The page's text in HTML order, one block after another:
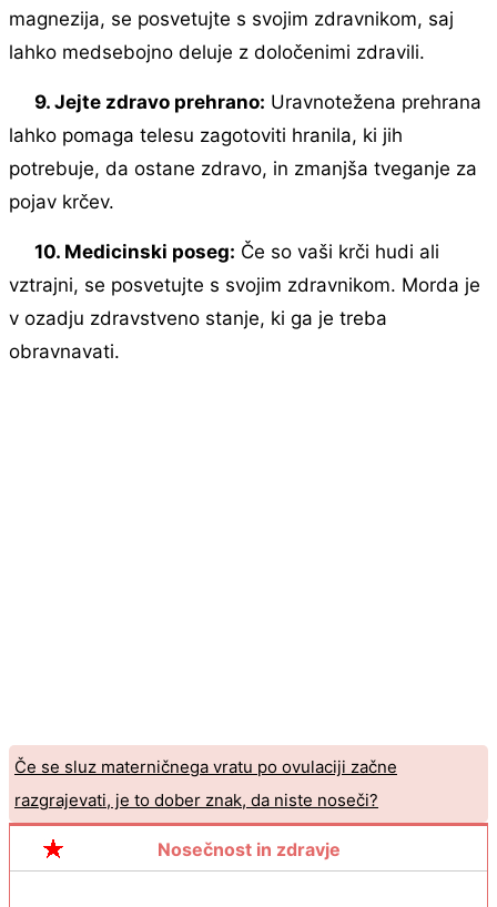
magnezija, se posvetujte s svojim zdravnikom, saj
lahko medsebojno deluje z določenimi zdravili.
9. Jejte zdravo prehrano: Uravnotežena prehrana
lahko pomaga telesu zagotoviti hranila, ki jih
potrebuje, da ostane zdravo, in zmanjša tveganje za
pojav krčev.
10. Medicinski poseg: Če so vaši krči hudi ali
vztrajni, se posvetujte s svojim zdravnikom. Morda je
v ozadju zdravstveno stanje, ki ga je treba
obravnavati.
Če se sluz materničnega vratu po ovulaciji začne
razgrajevati, je to dober znak, da niste noseči?
Je 18 premlad za nosečnost?
Nosečnost in zdravje